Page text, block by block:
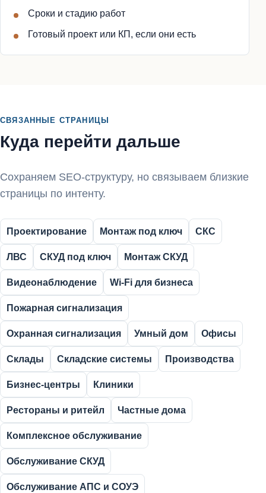
Сроки и стадию работ
Готовый проект или КП, если они есть
СВЯЗАННЫЕ СТРАНИЦЫ
Куда перейти дальше
Сохраняем SEO-структуру, но связываем близкие
страницы по интенту.
Проектирование Монтаж под ключ СКС
ЛВС СКУД под ключ Монтаж СКУД
Видеонаблюдение Wi-Fi для бизнеса
Пожарная сигнализация
Охранная сигнализация Умный дом Офисы
Склады Складские системы Производства
Бизнес-центры Клиники
Рестораны и ритейл Частные дома
Комплексное обслуживание
Обслуживание СКУД
Обслуживание АПС и СОУЭ